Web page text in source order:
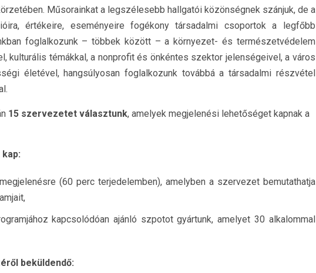
Műsorainkat a legszélesebb hallgatói közönségnek szánjuk, de a
értékeire, eseményeire fogékony társadalmi csoportok a legfőbb
foglalkozunk – többek között – a környezet- és természetvédelem
kulturális témákkal, a nonprofit és önkéntes szektor jelenségeivel, a város
életével, hangsúlyosan foglalkozunk továbbá a társadalmi részvétel
15 szervezetet választunk, amelyek megjelenési lehetőséget kapnak a
(60 perc terjedelemben), amelyben a szervezet bemutathatja
kapcsolódóan ajánló szpotot gyártunk, amelyet 30 alkalommal
beküldendő: